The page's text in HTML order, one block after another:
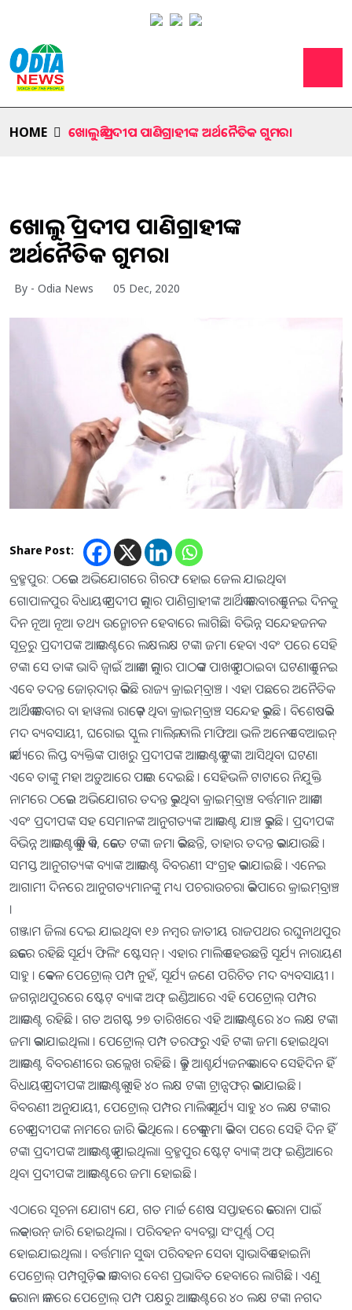
HOME ଖୋଲୁଛି ପ୍ରଦୀପ ପାଣିଗ୍ରାହୀଙ୍କ ଅର୍ଥନୈତିକ ଗୁମର।
ଖୋଲୁଛି ପ୍ରଦୀପ ପାଣିଗ୍ରାହୀଙ୍କ
ଅର୍ଥନୈତିକ ଗୁମର।
By - Odia News 05 Dec, 2020
Share Post:
ବ୍ରହ୍ମପୁର: ଠକେଇ ଅଭିଯୋଗରେ ଗିରଫ ହୋଇ ଜେଲ ଯାଇଥିବା
ଗୋପାଳପୁର ବିଧାୟକ ପ୍ରଦୀପ କୁମାର ପାଣିଗ୍ରାହୀଙ୍କ ଆର୍ଥିକ କାରବାରକୁ ନେଇ ଦିନକୁ
ଦିନ ନୂଆ ନୂଆ ତଥ୍ୟ ଉନ୍ମୋଚନ ହେବାରେ ଲାଗିଛି। ବିଭିନ୍ନ ସନ୍ଦେହଜନକ
ସୂତ୍ରରୁ ପ୍ରଦୀପଙ୍କ ଆକାଉଣ୍ଟରେ ଲକ୍ଷଲକ୍ଷ ଟଙ୍କା ଜମା ହେବା ଏବଂ ପରେ ସେହି
ଟଙ୍କା ସେ ତାଙ୍କ ଭାବି ଜ୍ବାଇଁ ଆକାଶ କୁମାର ପାଠକଙ୍କ ପାଖକୁ ପଠାଇବା ଘଟଣାକୁ ନେଇ
ଏବେ ତଦନ୍ତ ଜୋର୍‌ଦାର୍‌ କରିଛି ରାଜ୍ୟ କ୍ରାଇମ୍‌ବ୍ରାଞ୍ଚ । ଏହା ପଛରେ ଅନୈତିକ
ଆର୍ଥିକ କାରବାର ବା ହାୱଲା ରାକେଟ୍‌ ଥିବା କ୍ରାଇମ୍‌ବ୍ରାଞ୍ଚ ସନ୍ଦେହ କରୁଛି । ବିଶେଷକରି
ମଦ ବ୍ୟବସାୟୀ, ଘରୋଇ ସ୍କୁଲ ମାଲିକ, ବାଲି ମାଫିଆ ଭଳି ଅନେକ ବେଆଇନ୍‌
କାର୍ଯ୍ୟରେ ଲିପ୍ତ ବ୍ୟକ୍ତିଙ୍କ ପାଖରୁ ପ୍ରଦୀପଙ୍କ ଆକାଉଣ୍ଟକୁ ଟଙ୍କା ଆସିଥିବା ଘଟଣା
ଏବେ ତାଙ୍କୁ ମହା ଅଡ଼ୁଆରେ ପକାଇ ଦେଇଛି । ସେହିଭଳି ଟାଟାରେ ନିଯୁକ୍ତି
ନାମରେ ଠକେଇ ଅଭିଯୋଗର ତଦନ୍ତ କରୁଥିବା କ୍ରାଇମ୍‌ବ୍ରାଞ୍ଚ ବର୍ତ୍ତମାନ ଆକାଶ
ଏବଂ ପ୍ରଦୀପଙ୍କ ସହ ସେମାନଙ୍କ ଆନୁଗତ୍ୟଙ୍କ ଆକାଉଣ୍ଟ ଯାଞ୍ଚ କରୁଛି । ପ୍ରଦୀପଙ୍କ
ବିଭିନ୍ନ ଆକାଉଣ୍ଟକୁ କିଏ କିଏ, କେତେ ଟଙ୍କା ଜମା କରିଛନ୍ତି, ତାହାର ତଦନ୍ତ କରାଯାଉଛି ।
ସମସ୍ତ ଆନୁଗତ୍ୟଙ୍କ ବ୍ୟାଙ୍କ ଆକାଉଣ୍ଟ ବିବରଣୀ ସଂଗ୍ରହ କରାଯାଇଛି । ଏନେଇ
ଆଗାମୀ ଦିନରେ ଆନୁଗତ୍ୟମାନଙ୍କୁ ମଧ୍ୟ ପଚରାଉଚରା କରିପାରେ କ୍ରାଇମ୍‌ବ୍ରାଞ୍ଚ
।
ଗଞ୍ଜାମ ଜିଲା ଦେଇ ଯାଇଥିବା ୧୬ ନମ୍ବର ଜାତୀୟ ରାଜପଥର ରଘୁନାଥପୁର
ଛକରେ ରହିଛି ସୂର୍ଯ୍ୟ ଫିଲିଂ‌ ଷ୍ଟେସନ୍‌ । ଏହାର ମାଲିକ ହେଉଛନ୍ତି ସୂର୍ଯ୍ୟ ନାରାୟଣ
ସାହୁ । କେବଳ ପେଟ୍ରୋଲ୍‌ ପମ୍ପ ନୁହଁ, ସୂର୍ଯ୍ୟ ଜଣେ ପରିଚିତ ମଦ ବ୍ୟବସାୟୀ ।
ଜଗନ୍ନାଥପୁରରେ ଷ୍ଟେଟ୍‌ ବ୍ୟାଙ୍କ ଅଫ୍‌ ଇଣ୍ଡିଆରେ ଏହି ପେଟ୍ରୋଲ୍‌ ପମ୍ପର
ଆକାଉଣ୍ଟ ରହିଛି । ଗତ ଅଗଷ୍ଟ ୨୭ ତାରିଖରେ ଏହି ଆକାଉଣ୍ଟରେ ୪୦ ଲକ୍ଷ ଟଙ୍କା
ଜମା କରାଯାଇଥିଲା । ପେଟ୍ରୋଲ୍‌ ପମ୍ପ ତରଫରୁ ଏହି ଟଙ୍କା ଜମା ହୋଇଥିବା
ଆକାଉଣ୍ଟ ବିବରଣୀରେ ଉଲ୍ଲେଖ ରହିଛି । କିନ୍ତୁ ଆଶ୍ଚର୍ଯ୍ୟଜନକ ଭାବେ ସେହିଦିନ ହିଁ
ବିଧାୟକ ପ୍ରଦୀପଙ୍କ ଆକାଉଣ୍ଟକୁ ଏହି ୪୦ ଲକ୍ଷ ଟଙ୍କା ଟ୍ରାନ୍ସଫର୍‌ କରାଯାଇଛି ।
ବିବରଣୀ ଅନୁଯାୟୀ, ପେଟ୍ରୋଲ୍‌ ପମ୍ପର ମାଲିକ ସୂର୍ଯ୍ୟ ସାହୁ ୪୦ ଲକ୍ଷ ଟଙ୍କାର
ଚେକ୍‌ ପ୍ରଦୀପଙ୍କ ନାମରେ ଜାରି କରିଥିଲେ । ଚେକ୍‌କୁ ଜମା କରିବା ପରେ ସେହି ଦିନ ହିଁ
ଟଙ୍କା ପ୍ରଦୀପଙ୍କ ଆକାଉଣ୍ଟକୁ ଯାଇଥିଲା। ବ୍ରହ୍ମପୁର ଷ୍ଟେଟ୍‌ ବ୍ୟାଙ୍କ୍‌ ଅଫ୍‌ ଇଣ୍ଡିଆରେ
ଥିବା ପ୍ରଦୀପଙ୍କ ଆକାଉଣ୍ଟରେ ଜମା ହୋଇଛି ।
ଏଠାରେ ସୂଚନା ଯୋଗ୍ୟ ଯେ, ଗତ ମାର୍ଚ୍ଚ ଶେଷ ସପ୍ତାହରେ କରୋନା ପାଇଁ
ଲକ୍‌ଡାଉନ୍‌ ଜାରି ହୋଇଥିଲା । ପରିବହନ ବ୍ୟବସ୍ଥା ସଂପୂର୍ଣ୍ଣ ଠପ୍‌
ହୋଇଯାଇଥିଲା । ବର୍ତ୍ତମାନ ସୁଦ୍ଧା ପରିବହନ ସେବା ସ୍ବାଭାବିକ ହୋଇନି।
ପେଟ୍ରୋଲ୍‌ ପମ୍ପଗୁଡ଼ିକର କାରବାର ବେଶ ପ୍ରଭାବିତ ହେବାରେ ଲାଗିଛି । ଏଣୁ
କରୋନା କାଳରେ ପେଟ୍ରୋଲ୍‌ ପମ୍ପ ପକ୍ଷରୁ ଆକାଉଣ୍ଟରେ ୪୦ ଲକ୍ଷ ଟଙ୍କା ନଗଦ